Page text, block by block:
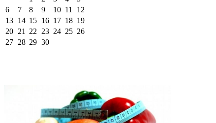
6
7 8 9 10 11
12
13 14 15 16 17 18 19
20 21 22 23 24 25 26
27 28 29 30